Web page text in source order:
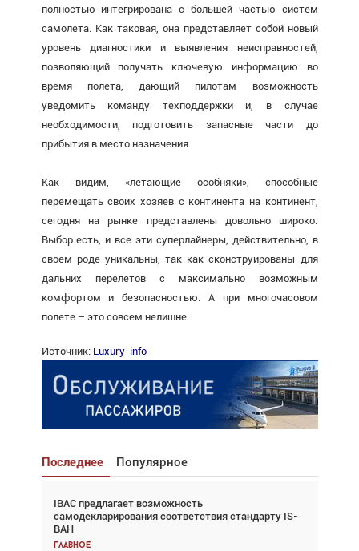
полностью интегрирована с большей частью систем
самолета. Как таковая, она представляет собой новый
уровень диагностики и выявления неисправностей,
позволяющий получать ключевую информацию во
время полета, дающий пилотам возможность
уведомить команду техподдержки и, в случае
необходимости, подготовить запасные части до
прибытия в место назначения.
Как видим, «летающие особняки», способные
перемещать своих хозяев с континента на континент,
сегодня на рынке представлены довольно широко.
Выбор есть, и все эти суперлайнеры, действительно, в
своем роде уникальны, так как сконструированы для
дальних перелетов с максимально возможным
комфортом и безопасностью. А при многочасовом
полете – это совсем нелишне.
Источник: Luxury-info
Последнее Популярное
IBAC предлагает возможность
самодекларирования соответствия стандарту IS-
BAH
Главное
Взгляд с высоты: тандем вертолётов и БПЛА в
спасательных операциях
Главное